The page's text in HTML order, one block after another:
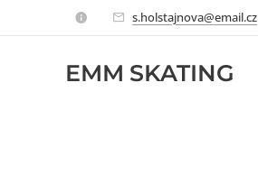
s.holstajnova@email.cz
EMM SKATING